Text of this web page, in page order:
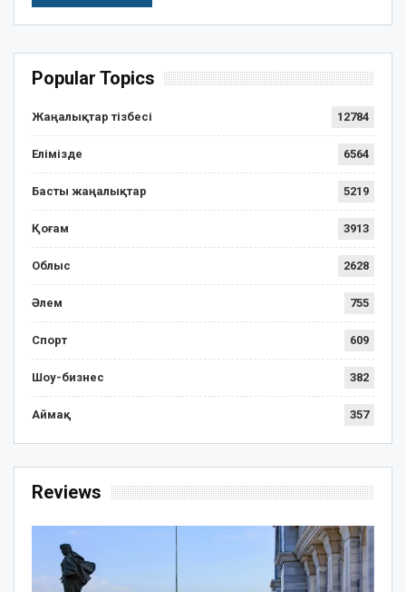
Popular Topics
Жаңалықтар тізбесі 12784
Елімізде 6564
Басты жаңалықтар 5219
Қоғам 3913
Облыс 2628
Әлем 755
Спорт 609
Шоу-бизнес 382
Аймақ 357
Reviews